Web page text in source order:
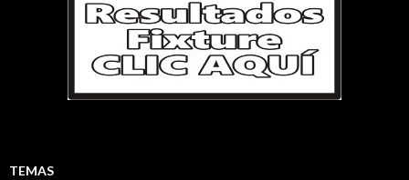
TEMAS